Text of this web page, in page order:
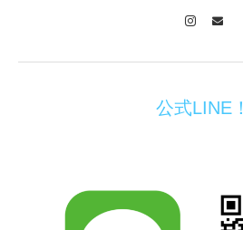
公式LINE！